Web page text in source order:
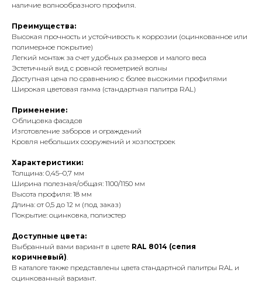
наличие волнообразного профиля.
Преимущества:
Высокая прочность и устойчивость к коррозии (оцинкованное или
полимерное покрытие)
Легкий монтаж за счет удобных размеров и малого веса
Эстетичный вид с ровной геометрией волны
Доступная цена по сравнению с более высокими профилями
Широкая цветовая гамма (стандартная палитра RAL)
Применение:
Облицовка фасадов
Изготовление заборов и ограждений
Кровля небольших сооружений и хозпостроек
Характеристики:
Толщина: 0,45–0,7 мм
Ширина полезная/общая: 1100/1150 мм
Высота профиля: 18 мм
Длина: от 0,5 до 12 м (под заказ)
Покрытие: оцинковка, полиэстер
Доступные цвета:
Выбранный вами вариант в цвете RAL 8014 (сепия
коричневый).
В каталоге также представлены цвета стандартной палитры RAL и
оцинкованный вариант.